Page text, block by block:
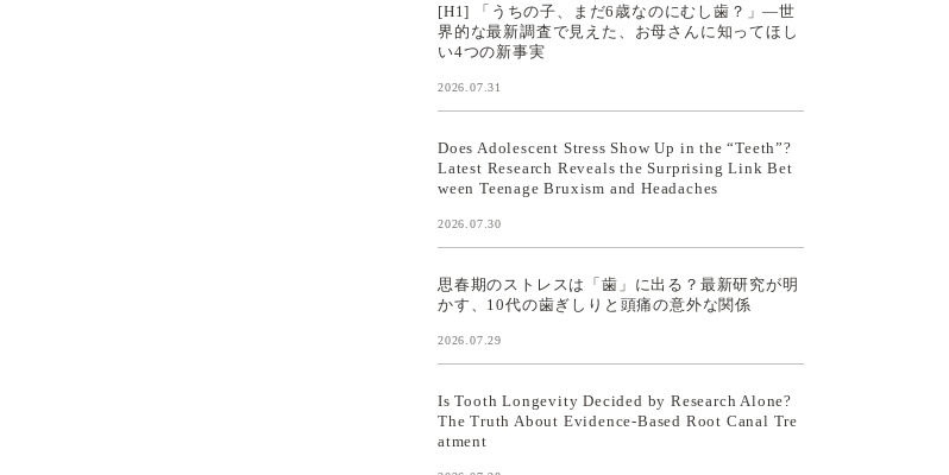
[H1] 「うちの子、まだ6歳なのにむし歯？」—世
界的な最新調査で見えた、お母さんに知ってほし
い4つの新事実
2026.07.31
Does Adolescent Stress Show Up in the “Teeth”?
Latest Research Reveals the Surprising Link Bet
ween Teenage Bruxism and Headaches
2026.07.30
思春期のストレスは「歯」に出る？最新研究が明
かす、10代の歯ぎしりと頭痛の意外な関係
2026.07.29
Is Tooth Longevity Decided by Research Alone?
The Truth About Evidence-Based Root Canal Tre
atment